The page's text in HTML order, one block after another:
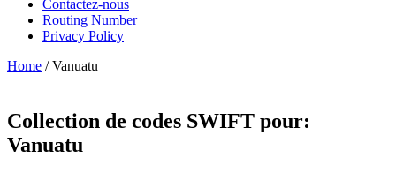
Contactez-nous
Routing Number
Privacy Policy
Home / Vanuatu
Collection de codes SWIFT pour:
Vanuatu